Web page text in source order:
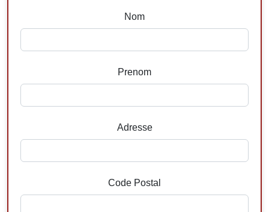
Nom
Prenom
Adresse
Code Postal